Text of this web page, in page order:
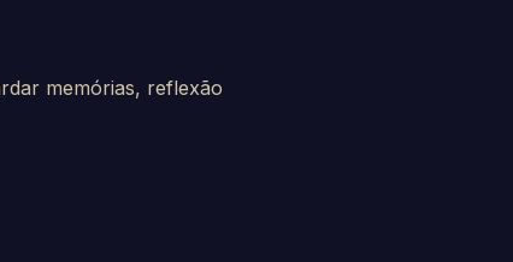
memórias, reflexão